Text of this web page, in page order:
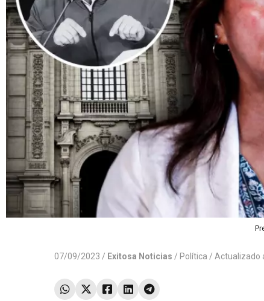
07/09/2023 / Exitosa Noticias / Política / Actualizado